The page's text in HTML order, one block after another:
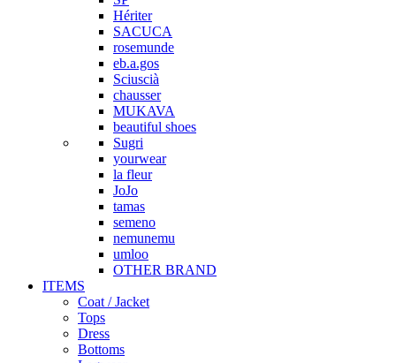
Hériter
SACUCA
rosemunde
eb.a.gos
Sciuscià
chausser
MUKAVA
beautiful shoes
Sugri
yourwear
la fleur
JoJo
tamas
semeno
nemunemu
umloo
OTHER BRAND
ITEMS
Coat / Jacket
Tops
Dress
Bottoms